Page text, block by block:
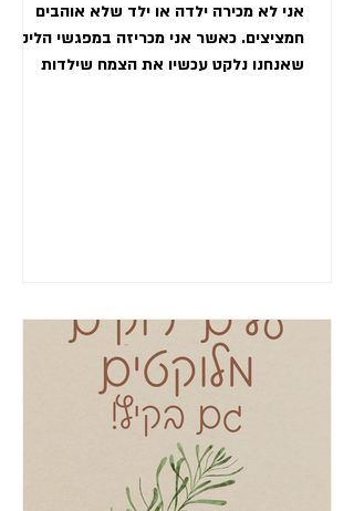
אני לא מכירה ילדה או ילד שלא אוהבים
חמציצים. כאשר אני מכריזה במפגשי הליקוט
שאנחנו נלקט עכשיו את הצמח שילדות